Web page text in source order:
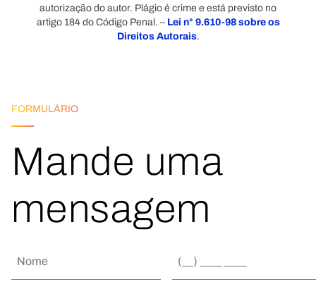
autorização do autor. Plágio é crime e está previsto no
artigo 184 do Código Penal. – Lei n° 9.610-98 sobre os
Direitos Autorais.
FORMULÁRIO
Mande uma
mensagem